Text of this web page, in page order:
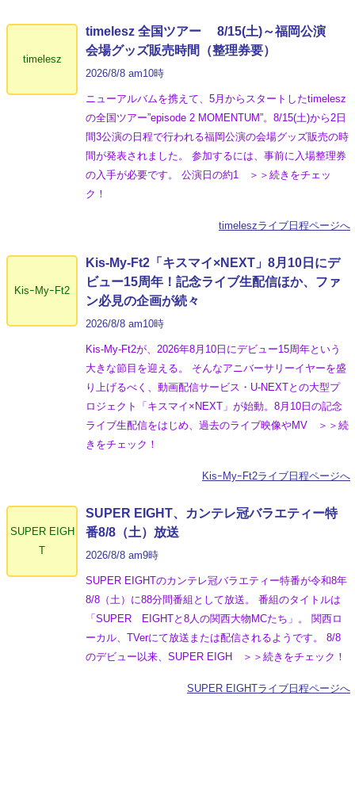
timelesz
timelesz 全国ツアー 8/15(土)～福岡公演
会場グッズ販売時間（整理券要）
2026/8/8 am10時
ニューアルバムを携えて、5月からスタートしたtimelesz
の全国ツアー”episode 2 MOMENTUM”。8/15(土)から2日
間3公演の日程で行われる福岡公演の会場グッズ販売の時
間が発表されました。 参加するには、事前に入場整理券
の入手が必要です。 公演日の約1 ＞＞続きをチェッ
ク！
timeleszライブ日程ページへ
KisｰMyｰFt2
Kis-My-Ft2「キスマイ×NEXT」8月10日にデ
ビュー15周年！記念ライブ生配信ほか、ファ
ン必見の企画が続々
2026/8/8 am10時
Kis-My-Ft2が、2026年8月10日にデビュー15周年という
大きな節目を迎える。 そんなアニバーサリーイヤーを盛
り上げるべく、動画配信サービス・U-NEXTとの大型プ
ロジェクト「キスマイ×NEXT」が始動。8月10日の記念
ライブ生配信をはじめ、過去のライブ映像やMV ＞＞続
きをチェック！
KisｰMyｰFt2ライブ日程ページへ
SUPER EIGH
T
SUPER EIGHT、カンテレ冠バラエティー特
番8/8（土）放送
2026/8/8 am9時
SUPER EIGHTのカンテレ冠バラエティー特番が令和8年
8/8（土）に88分間番組として放送。 番組のタイトルは
「SUPER EIGHTと8人の関西大物MCたち」。 関西ロ
ーカル、TVerにて放送または配信されるようです。 8/8
のデビュー以来、SUPER EIGH ＞＞続きをチェック！
SUPER EIGHTライブ日程ページへ